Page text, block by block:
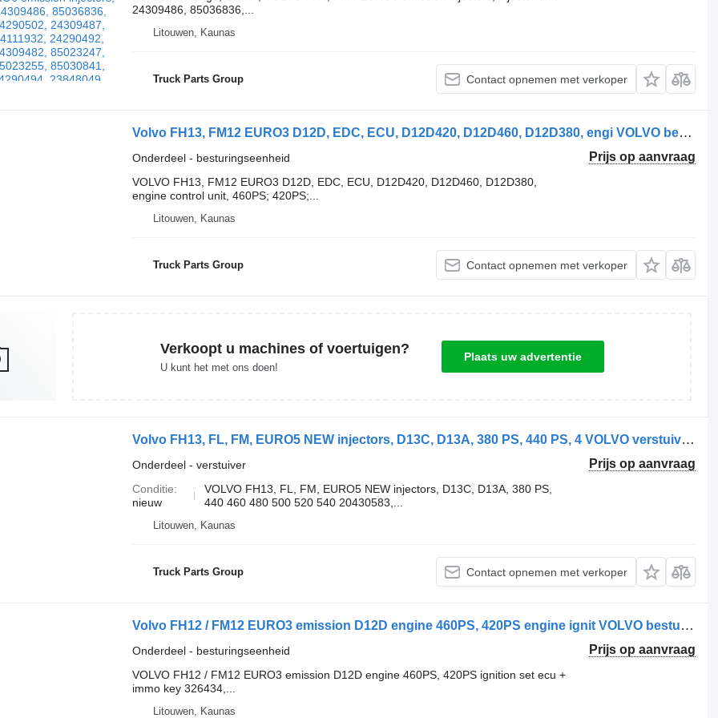
24309486, 85036836,...
Litouwen, Kaunas
Truck Parts Group Contact opnemen met verkoper
Volvo FH13, FM12 EURO3 D12D, EDC, ECU, D12D420, D12D460, D12D380, engi VOLVO besturingseenheid voor Volvo FH12 trekker
Prijs op aanvraag
Onderdeel - besturingseenheid
VOLVO FH13, FM12 EURO3 D12D, EDC, ECU, D12D420, D12D460, D12D380,
engine control unit, 460PS; 420PS;...
Litouwen, Kaunas
Truck Parts Group Contact opnemen met verkoper
Verkoopt u machines of voertuigen?
U kunt het met ons doen!
Plaats uw advertentie
Volvo FH13, FL, FM, EURO5 NEW injectors, D13C, D13A, 380 PS, 440 PS, 4 VOLVO verstuiver voor Volvo VOLVO FH13, FL, FM, EURO5 NEW injectors, D13C, D13A, 380 PS, 440 PS, 460 PS, 480 PS, 500 PS, 520 PS, 540 PS, 20430583, 21244717, 20584346, 21371674, 85000873, 85003265, 21644603, 21582094, 21582101, 21028880, 21028884, 21644602, 21644598, 85003949, 21644596, 85003948, 21174444, 21644603, 21569191, 21509881, 21569200, 85013271, 85019271, 21569191, 21340616, 21371679, 85003268, 85145074, 21652515, 85013274, 85019274, 20430583 trekker
Prijs op aanvraag
Onderdeel - verstuiver
Conditie
nieuw
VOLVO FH13, FL, FM, EURO5 NEW injectors, D13C, D13A, 380 PS,
440 460 480 500 520 540 20430583,...
Litouwen, Kaunas
Truck Parts Group Contact opnemen met verkoper
Volvo FH12 / FM12 EURO3 emission D12D engine 460PS, 420PS engine ignit VOLVO besturingseenheid voor Volvo VOLVO FH12 / FM12 EURO3 emission D12D engine 460PS, 420PS engine ignition set ecu + immo key 326434, 20499812, 03161962, 20453116, 20481570, 20814604, 20995620, 21900553, 03161962, 03161952, 20577131, 20582958, 85000388, 85000846, 20412506, 85000011, 3161952, 20554489, 21522732, 21720000, 21720107, 21720464, 21766322, 22561320, 22722832, 23317365, 3173621, 3195082, 70395977, 20560273, 20453118, 20518033, 20823949, 21020084, 3198076, 20518035, 1099099, 7420518035 trekker
Prijs op aanvraag
Onderdeel - besturingseenheid
VOLVO FH12 / FM12 EURO3 emission D12D engine 460PS, 420PS ignition set ecu +
immo key 326434,...
Litouwen, Kaunas